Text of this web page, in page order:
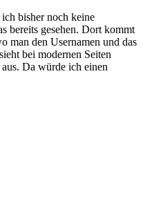
bisher noch keine
bereits gesehen. Dort kommt
man den Usernamen und das
bei modernen Seiten
Da würde ich einen